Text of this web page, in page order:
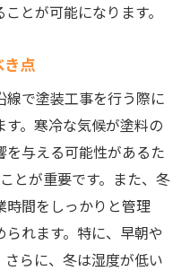
とが可能になります。
点
で塗装工事を行う際に
。寒冷な気候が塗料の
与える可能性があるた
とが重要です。また、冬
時間をしっかりと管理
れます。特に、早朝や
らに、冬は湿度が低い